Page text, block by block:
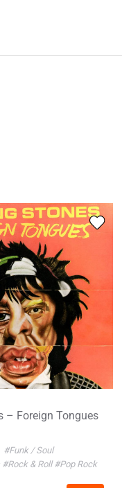
– Foreign Tongues
#Funk / Soul
#Rock & Roll #Pop Rock